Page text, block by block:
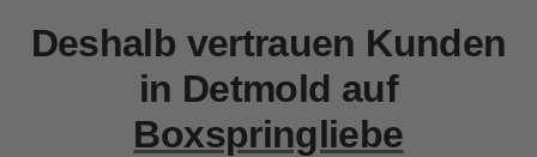
Deshalb vertrauen Kunden
in Detmold auf
Boxspringliebe